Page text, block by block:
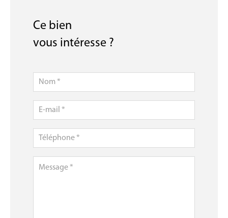
Ce bien
vous intéresse ?